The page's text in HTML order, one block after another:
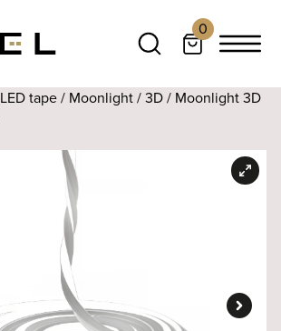
0
LED tape/ Moonlight/3D/ Moonlight 3D